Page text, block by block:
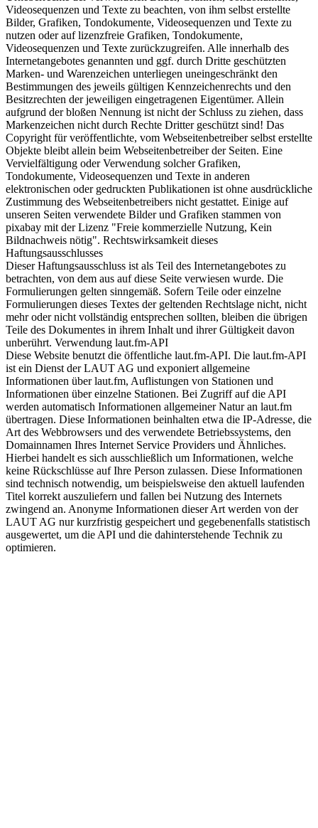
Videosequenzen und Texte zu beachten, von ihm selbst erstellte
Bilder, Grafiken, Tondokumente, Videosequenzen und Texte zu
nutzen oder auf lizenzfreie Grafiken, Tondokumente,
Videosequenzen und Texte zurückzugreifen. Alle innerhalb des
Internetangebotes genannten und ggf. durch Dritte geschützten
Marken- und Warenzeichen unterliegen uneingeschränkt den
Bestimmungen des jeweils gültigen Kennzeichenrechts und den
Besitzrechten der jeweiligen eingetragenen Eigentümer. Allein
aufgrund der bloßen Nennung ist nicht der Schluss zu ziehen, dass
Markenzeichen nicht durch Rechte Dritter geschützt sind! Das
Copyright für veröffentlichte, vom Webseitenbetreiber selbst erstellte
Objekte bleibt allein beim Webseitenbetreiber der Seiten. Eine
Vervielfältigung oder Verwendung solcher Grafiken,
Tondokumente, Videosequenzen und Texte in anderen
elektronischen oder gedruckten Publikationen ist ohne ausdrückliche
Zustimmung des Webseitenbetreibers nicht gestattet. Einige auf
unseren Seiten verwendete Bilder und Grafiken stammen von
pixabay mit der Lizenz "Freie kommerzielle Nutzung, Kein
Bildnachweis nötig". Rechtswirksamkeit dieses
Haftungsausschlusses
Dieser Haftungsausschluss ist als Teil des Internetangebotes zu
betrachten, von dem aus auf diese Seite verwiesen wurde. Die
Formulierungen gelten sinngemäß. Sofern Teile oder einzelne
Formulierungen dieses Textes der geltenden Rechtslage nicht, nicht
mehr oder nicht vollständig entsprechen sollten, bleiben die übrigen
Teile des Dokumentes in ihrem Inhalt und ihrer Gültigkeit davon
unberührt. Verwendung laut.fm-API
Diese Website benutzt die öffentliche laut.fm-API. Die laut.fm-API
ist ein Dienst der LAUT AG und exponiert allgemeine
Informationen über laut.fm, Auflistungen von Stationen und
Informationen über einzelne Stationen. Bei Zugriff auf die API
werden automatisch Informationen allgemeiner Natur an laut.fm
übertragen. Diese Informationen beinhalten etwa die IP-Adresse, die
Art des Webbrowsers und des verwendete Betriebssystems, den
Domainnamen Ihres Internet Service Providers und Ähnliches.
Hierbei handelt es sich ausschließlich um Informationen, welche
keine Rückschlüsse auf Ihre Person zulassen. Diese Informationen
sind technisch notwendig, um beispielsweise den aktuell laufenden
Titel korrekt auszuliefern und fallen bei Nutzung des Internets
zwingend an. Anonyme Informationen dieser Art werden von der
LAUT AG nur kurzfristig gespeichert und gegebenenfalls statistisch
ausgewertet, um die API und die dahinterstehende Technik zu
optimieren.